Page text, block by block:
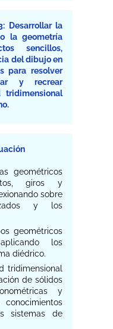
Desarrollar la
la geometría
sencillos,
del dibujo en
para resolver
y recrear
tridimensional
geométricos
giros y
sobre
y los
geométricos
los
diédrico.
tridimensional
de sólidos
y
sistemas de